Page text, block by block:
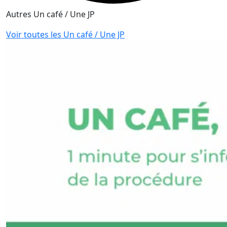
Autres Un café / Une JP
Voir toutes les Un café / Une JP